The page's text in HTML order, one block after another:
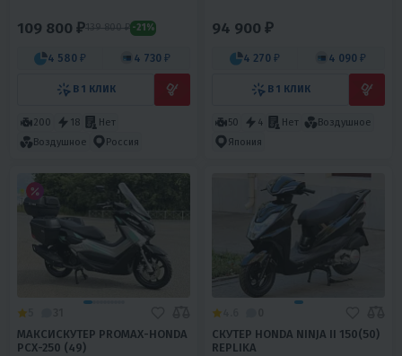
109 800 ₽139 800 ₽ -21%
4 580 ₽ 4 730 ₽
В 1 КЛИК
200 18
Нет
Воздушное
Россия
94 900 ₽
4 270 ₽ 4 090 ₽
В 1 КЛИК
50 4 Нет
Воздушное
Япония
МАКСИСКУТЕР PROMAX-HONDA
PCX-250 (49)
СКУТЕР HONDA NINJA II 150(50)
REPLIKA